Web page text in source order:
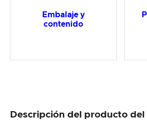
Embalaje y
contenido
Descripción del producto